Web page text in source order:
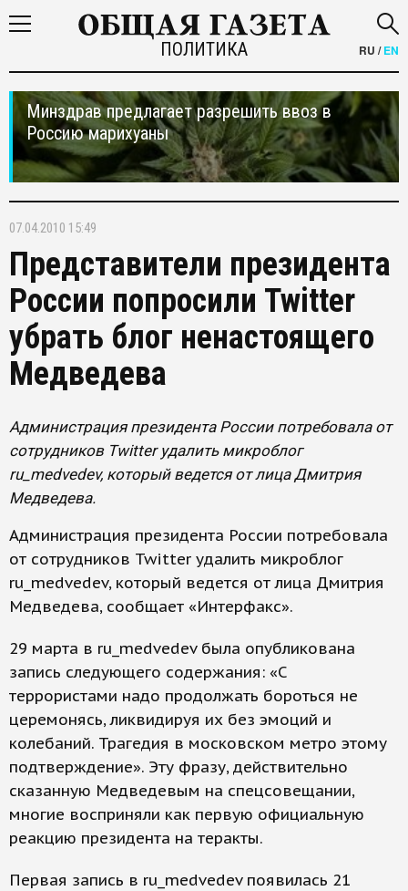
ПОЛИТИКА RU /EN
Минздрав предлагает разрешить ввоз в
Россию марихуаны
07.04.2010 15:49
Представители президента
России попросили Twitter
убрать блог ненастоящего
Медведева
Администрация президента России потребовала от
сотрудников Twitter удалить микроблог
ru_medvedev, который ведется от лица Дмитрия
Медведева.
Администрация президента России потребовала
от сотрудников Twitter удалить микроблог
ru_medvedev, который ведется от лица Дмитрия
Медведева, сообщает «Интерфакс».
29 марта в ru_medvedev была опубликована
запись следующего содержания: «С
террористами надо продолжать бороться не
церемонясь, ликвидируя их без эмоций и
колебаний. Трагедия в московском метро этому
подтверждение». Эту фразу, действительно
сказанную Медведевым на спецсовещании,
многие восприняли как первую официальную
реакцию президента на теракты.
Первая запись в ru_medvedev появилась 21